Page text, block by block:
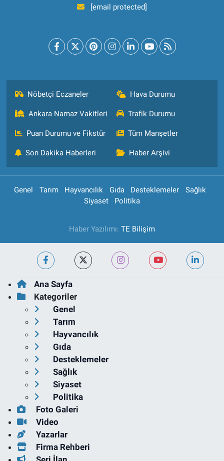
[email protected]
Nöbetçi Eczaneler Hava Durumu
Ankara Namaz Vakitleri Trafik Durumu
Puan Durumu ve Fikstür Tüm Manşetler
Son Dakika Haberleri Haber Arşivi
Genel Tarım Hayvancılık Gıda Desteklemeler
Sağlık
Siyaset
Politika
Haber Yazılımı: TE Bilişim
Ana Sayfa
Kategoriler
Genel
Tarım
Hayvancılık
Gıda
Desteklemeler
Sağlık
Siyaset
Politika
Foto Galeri
Video
Yazarlar
Firma Rehberi